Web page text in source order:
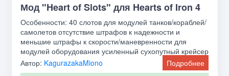
Мод "Heart of Slots" для Hearts of Iron 4
Особенности: 40 слотов для модулей танков/кораблей/
самолетов отсутствие штрафов к надежности и
меньшие штрафы к скорости/маневренности для
модулей оборудования усиленный сухопутный крейсер
и
Автор: KagurazakaMiono Подробнее